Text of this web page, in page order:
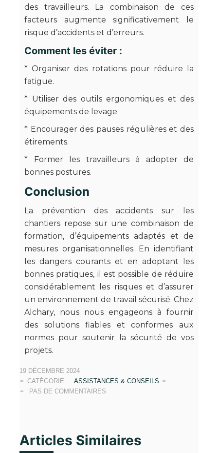
des travailleurs. La combinaison de ces
facteurs augmente significativement le
risque d’accidents et d’erreurs.
Comment les éviter :
* Organiser des rotations pour réduire la
fatigue.
* Utiliser des outils ergonomiques et des
équipements de levage.
* Encourager des pauses régulières et des
étirements.
* Former les travailleurs à adopter de
bonnes postures.
Conclusion
La prévention des accidents sur les
chantiers repose sur une combinaison de
formation, d’équipements adaptés et de
mesures organisationnelles. En identifiant
les dangers courants et en adoptant les
bonnes pratiques, il est possible de réduire
considérablement les risques et d’assurer
un environnement de travail sécurisé. Chez
Alchary, nous nous engageons à fournir
des solutions fiables et conformes aux
normes pour soutenir la sécurité de vos
projets.
19 DÉCEMBRE 2024
CATÉGORIE:
ASSISTANCES & CONSEILS
PAS DE COMMENTAIRES
Articles Similaires